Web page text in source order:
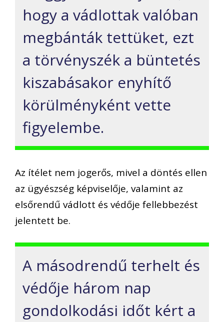
hogy a vádlottak valóban
megbánták tettüket, ezt
a törvényszék a büntetés
kiszabásakor enyhítő
körülményként vette
figyelembe.
Az ítélet nem jogerős, mivel a döntés ellen
az ügyészség képviselője, valamint az
elsőrendű vádlott és védője fellebbezést
jelentett be.
A másodrendű terhelt és
védője három nap
gondolkodási időt kért a